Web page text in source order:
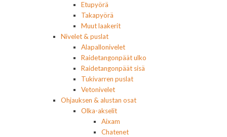
Etupyörä
Takapyörä
Muut laakerit
Nivelet & puslat
Alapallonivelet
Raidetangonpäät ulko
Raidetangonpäät sisä
Tukivarren puslat
Vetonivelet
Ohjauksen & alustan osat
Olka-akselit
Aixam
Chatenet